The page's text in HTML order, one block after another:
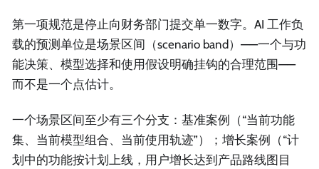
第一项规范是停止向财务部门提交单一数字。AI 工作负
载的预测单位是场景区间（scenario band）——一个与功
能决策、模型选择和使用假设明确挂钩的合理范围——
而不是一个点估计。
一个场景区间至少有三个分支：基准案例（“当前功能
集、当前模型组合、当前使用轨迹”）；增长案例（“计
划中的功能按计划上线，用户增长达到产品路线图目